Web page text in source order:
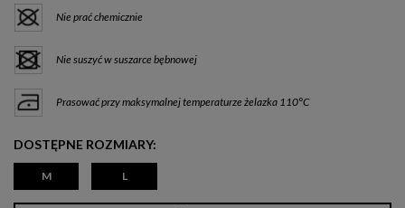
Nie prać chemicznie
Nie suszyć w suszarce bębnowej
Prasować przy maksymalnej temperaturze żelazka 110°C
DOSTĘPNE ROZMIARY:
M L